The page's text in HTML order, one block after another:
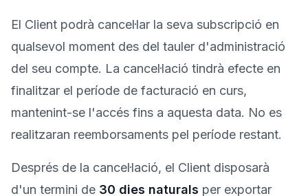
El Client podrà cancel·lar la seva subscripció en
qualsevol moment des del tauler d'administració
del seu compte. La cancel·lació tindrà efecte en
finalitzar el període de facturació en curs,
mantenint-se l'accés fins a aquesta data. No es
realitzaran reemborsaments pel període restant.
Després de la cancel·lació, el Client disposarà
d'un termini de 30 dies naturals per exportar